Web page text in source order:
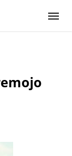
Menu